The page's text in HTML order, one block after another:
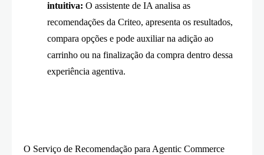
intuitiva: O assistente de IA analisa as
recomendações da Criteo, apresenta os resultados,
compara opções e pode auxiliar na adição ao
carrinho ou na finalização da compra dentro dessa
experiência agentiva.
O Serviço de Recomendação para Agentic Commerce